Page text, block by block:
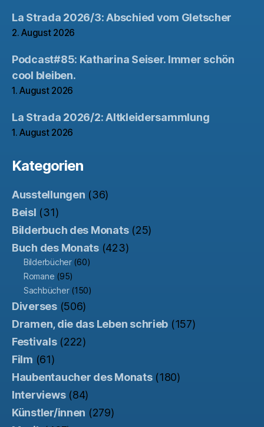
La Strada 2026/3: Abschied vom Gletscher
2. August 2026
Podcast#85: Katharina Seiser. Immer schön
cool bleiben.
1. August 2026
La Strada 2026/2: Altkleidersammlung
1. August 2026
Kategorien
Ausstellungen (36)
Beisl (31)
Bilderbuch des Monats(25)
Buch des Monats(423)
Bilderbücher(60)
Romane (95)
Sachbücher(150)
Diverses(506)
Dramen, die das Leben schrieb (157)
Festivals(222)
Film (61)
Haubentaucher des Monats(180)
Interviews(84)
Künstler/innen (279)